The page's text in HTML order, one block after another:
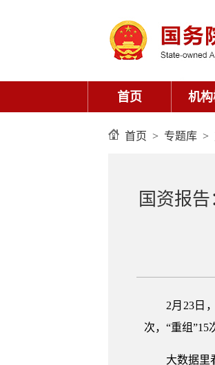
首页 > 专题库 >
国资报
2月23日
次，“重组
大数据里